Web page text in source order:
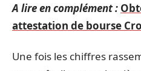
A lire en complément :
attestation de bourse
Une fois les chiffres